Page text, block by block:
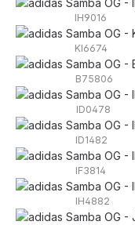
IH9016
KI6674
B75806
ID0478
ID1482
IF3814
IH4882